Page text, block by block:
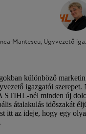
Mantescu, Ügyvezető
különböző
igazgatói
nél minden új
átalakulás időszakát
itt az ideje, hogy egy